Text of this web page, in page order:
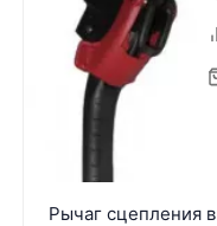
Рычаг сцепления в